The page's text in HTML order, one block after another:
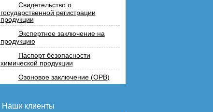
Свидетельство о
государственной регистрации
продукции
Экспертное заключение на
продукцию
Паспорт безопасности
химической продукции
Озоновое заключение (ОРВ)
Наши клиенты